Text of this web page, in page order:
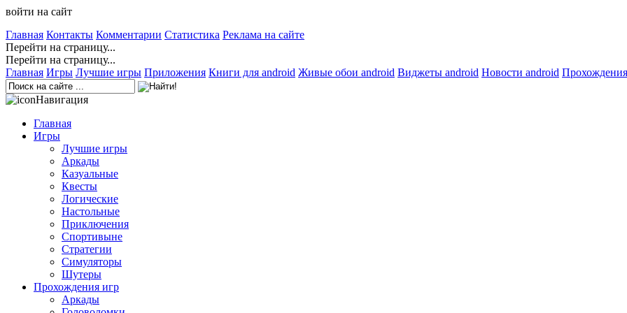
войти на сайт
Главная Контакты Комментарии Статистика Реклама на сайте
Перейти на страницу...
Перейти на страницу...
Главная Игры Лучшие игры Приложения Книги для android Живые обои android Виджеты android Новости android
Навигация
Главная
Игры
Лучшие игры
Аркады
Казуальные
Квесты
Логические
Настольные
Приключения
Спортивыне
Стратегии
Симуляторы
Шутеры
Прохождения игр
Аркады